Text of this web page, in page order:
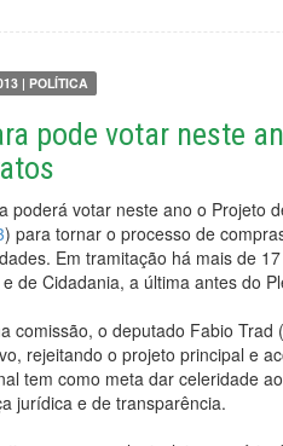
| POLÍTICA
pode votar neste
poderá votar neste ano o Projeto
) para tornar o processo de
Em tramitação há mais de
de Cidadania, a última antes do
comissão, o deputado Fabio
rejeitando o projeto principal e
tem como meta dar celeridade
jurídica e de transparência.